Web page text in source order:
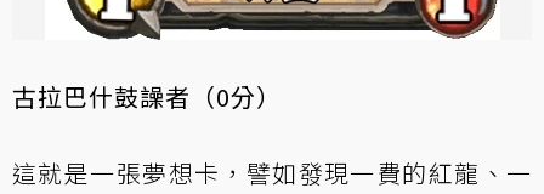
古拉巴什鼓譟者（0分）
這就是一張夢想卡，譬如發現一費的紅龍、一